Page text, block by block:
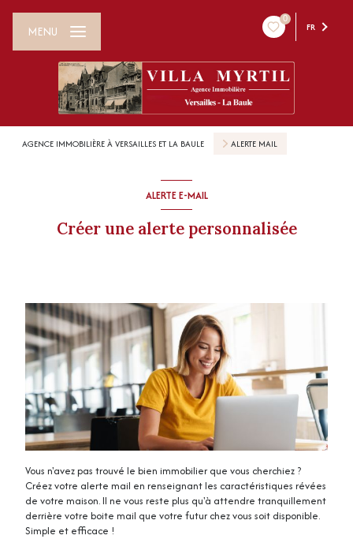
0
FR
MENU
AGENCE IMMOBILIÈRE À VERSAILLES ET LA BAULE ALERTE MAIL
ALERTE E-MAIL
Créer une alerte personnalisée
Vous n'avez pas trouvé le bien immobilier que vous cherchiez ?
Créez votre alerte mail en renseignant les caractéristiques révées
de votre maison. Il ne vous reste plus qu'à attendre tranquillement
derrière votre boite mail que votre futur chez vous soit disponible.
Simple et efficace !